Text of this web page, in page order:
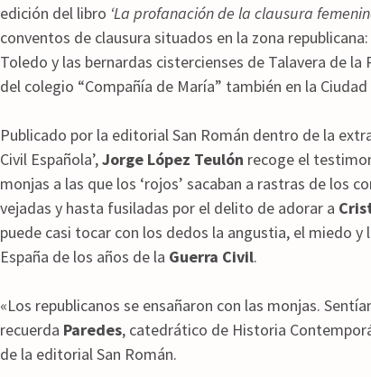
edición del libro ‘La profanación de la clausura
conventos de clausura situados en la zona
Toledo y las bernardas cistercienses de Talavera de la
del colegio “Compañía de María” también en la
Publicado por la editorial San Román dentro de la
Civil Española’,Jorge López Teulón recoge el
monjas a las que los ‘rojos’ sacaban a rastras de los
vejadas y hasta fusiladas por el delito de adorar a
puede casi tocar con los dedos la angustia, el miedo
España de los años de la Guerra Civil.
«Los republicanos se ensañaron con las monjas.
recuerda Paredes, catedrático de Historia
de la editorial San Román.